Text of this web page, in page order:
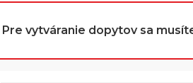
Pre vytváranie dopytov sa